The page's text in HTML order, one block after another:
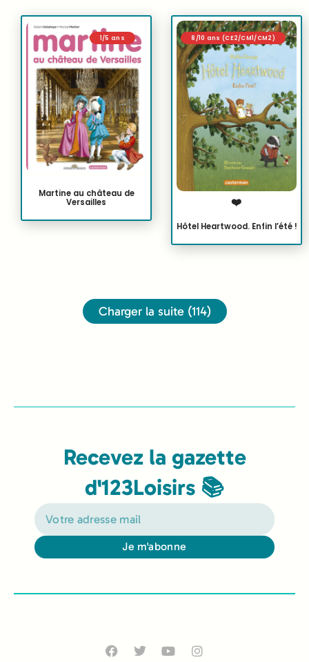
1/5 ans
Martine au château de
Versailles
8/10 ans (CE2/CM1/CM2)
❤️
Hôtel Heartwood. Enfin l’été !
Charger la suite (114)
Recevez la gazette
d'123Loisirs 📚
Je m'abonne